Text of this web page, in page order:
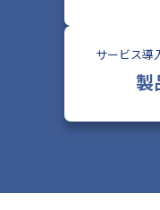
サービス導
製